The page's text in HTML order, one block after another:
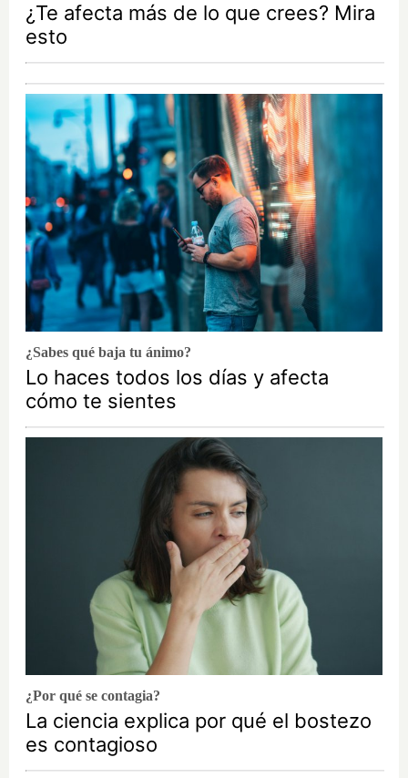
¿Te afecta más de lo que crees? Mira
esto
¿Sabes qué baja tu ánimo?
Lo haces todos los días y afecta
cómo te sientes
¿Por qué se contagia?
La ciencia explica por qué el bostezo
es contagioso